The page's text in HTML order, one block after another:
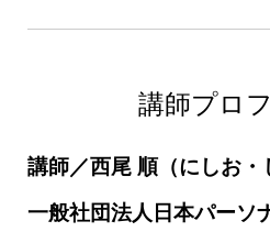
講師プロ
講師／西尾 順（にしお・
一般社団法人日本パーソ